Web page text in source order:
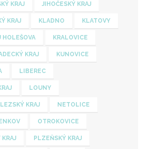
KRAJ JIHOČESKÝ KRAJ
KRAJ KLADNO KLATOVY
HOLEŠOVA KRALOVICE
KRAJ KUNOVICE
LIBEREC
LOUNY
KRAJ NETOLICE
OTROKOVICE
KRAJ PLZEŇSKÝ KRAJ